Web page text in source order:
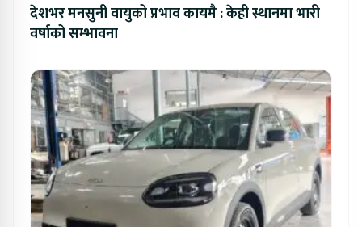
देशभर मनसुनी वायुको प्रभाव कायमै : केही स्थानमा भारी
वर्षाको सम्भावना